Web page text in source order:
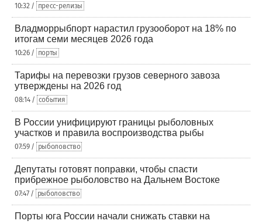
10:32 / пресс-релизы
Владморрыбпорт нарастил грузооборот на 18% по
итогам семи месяцев 2026 года
10:26 / порты
Тарифы на перевозки грузов северного завоза
утверждены на 2026 год
08:14 / события
В России унифицируют границы рыболовных
участков и правила воспроизводства рыбы
07:59 / рыболовство
Депутаты готовят поправки, чтобы спасти
прибрежное рыболовство на Дальнем Востоке
07:47 / рыболовство
Порты юга России начали снижать ставки на